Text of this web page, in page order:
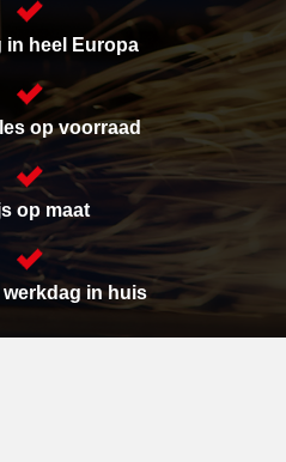
in heel Europa
op voorraad
op maat
in huis